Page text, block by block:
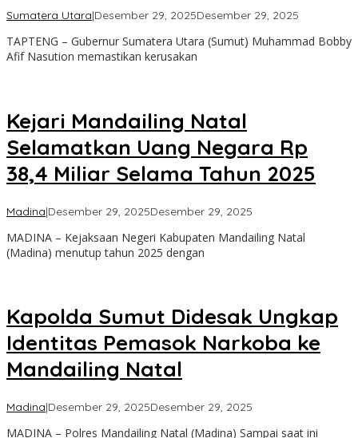
Sumatera Utara|Desember 29, 2025Desember 29, 2025
TAPTENG – Gubernur Sumatera Utara (Sumut) Muhammad Bobby
Afif Nasution memastikan kerusakan
Kejari Mandailing Natal
Selamatkan Uang Negara Rp
38,4 Miliar Selama Tahun 2025
Madina|Desember 29, 2025Desember 29, 2025
MADINA – Kejaksaan Negeri Kabupaten Mandailing Natal
(Madina) menutup tahun 2025 dengan
Kapolda Sumut Didesak Ungkap
Identitas Pemasok Narkoba ke
Mandailing Natal
Madina|Desember 29, 2025Desember 29, 2025
MADINA – Polres Mandailing Natal (Madina) Sampai saat ini